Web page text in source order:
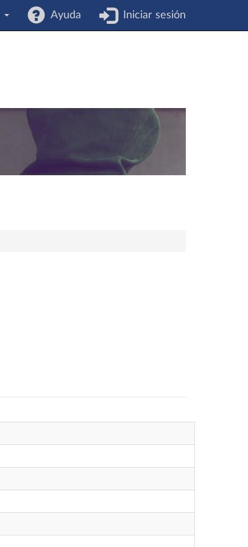
Ayuda Iniciar sesión